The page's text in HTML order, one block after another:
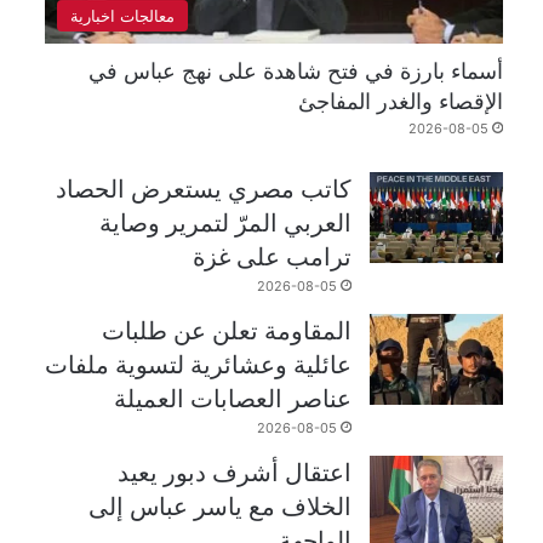
معالجات اخبارية
أسماء بارزة في فتح شاهدة على نهج عباس في
الإقصاء والغدر المفاجئ
2026-08-05
كاتب مصري يستعرض الحصاد
العربي المرّ لتمرير وصاية
ترامب على غزة
2026-08-05
المقاومة تعلن عن طلبات
عائلية وعشائرية لتسوية ملفات
عناصر العصابات العميلة
2026-08-05
اعتقال أشرف دبور يعيد
الخلاف مع ياسر عباس إلى